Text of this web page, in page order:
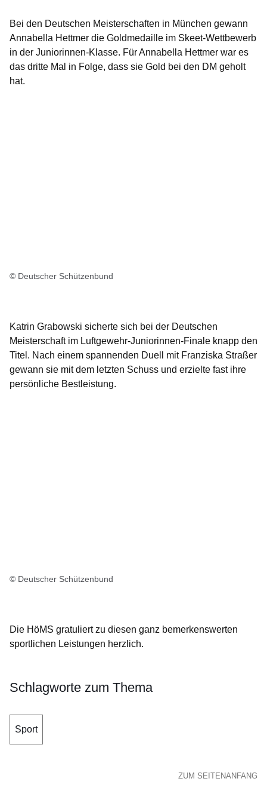
Bei den Deutschen Meisterschaften in München gewann
Annabella Hettmer die Goldmedaille im Skeet-Wettbewerb
in der Juniorinnen-Klasse. Für Annabella Hettmer war es
das dritte Mal in Folge, dass sie Gold bei den DM geholt
hat.
© Deutscher Schützenbund
Katrin Grabowski sicherte sich bei der Deutschen
Meisterschaft im Luftgewehr-Juniorinnen-Finale knapp den
Titel. Nach einem spannenden Duell mit Franziska Straßer
gewann sie mit dem letzten Schuss und erzielte fast ihre
persönliche Bestleistung.
© Deutscher Schützenbund
Die HöMS gratuliert zu diesen ganz bemerkenswerten
sportlichen Leistungen herzlich.
Schlagworte zum Thema
Sport
ZUM SEITENANFANG